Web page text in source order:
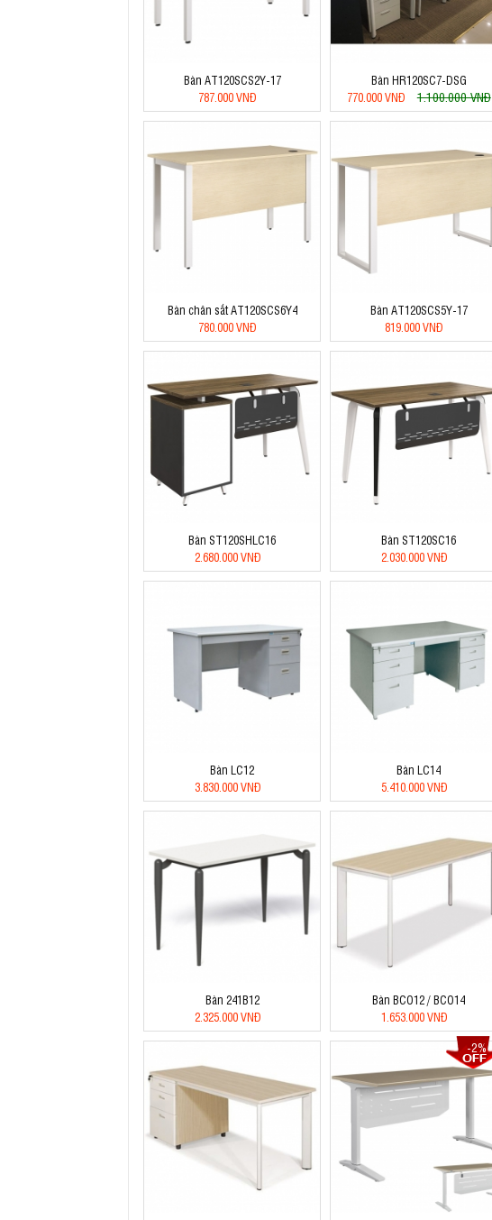
Bàn AT120SCS2Y-17
787.000 VNĐ
Bàn HR120SC7-DSG
770.000 VNĐ
1.100.000 VNĐ
Bàn chân sắt AT120SCS6Y4
780.000 VNĐ
Bàn AT120SCS5Y-17
819.000 VNĐ
Bàn ST120SHLC16
2.680.000 VNĐ
Bàn ST120SC16
2.030.000 VNĐ
Bàn LC12
3.830.000 VNĐ
Bàn LC14
5.410.000 VNĐ
Bàn 241B12
2.325.000 VNĐ
Bàn BCO12 / BCO14
1.653.000 VNĐ
-2%